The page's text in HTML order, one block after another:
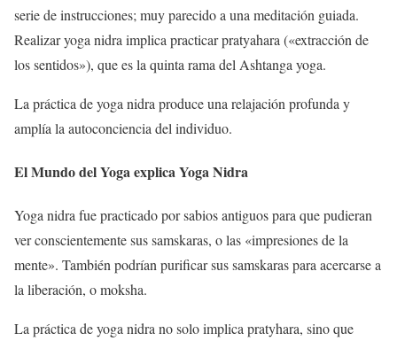
serie de instrucciones; muy parecido a una meditación guiada.
Realizar yoga nidra implica practicar pratyahara («extracción de
los sentidos»), que es la quinta rama del Ashtanga yoga.
La práctica de yoga nidra produce una relajación profunda y
amplía la autoconciencia del individuo.
El Mundo del Yoga explica Yoga Nidra
Yoga nidra fue practicado por sabios antiguos para que pudieran
ver conscientemente sus samskaras, o las «impresiones de la
mente». También podrían purificar sus samskaras para acercarse a
la liberación, o moksha.
La práctica de yoga nidra no solo implica pratyhara, sino que